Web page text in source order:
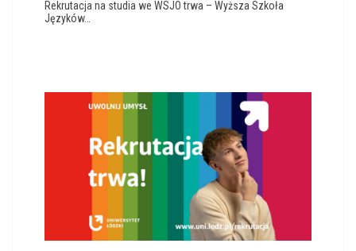
Rekrutacja na studia we WSJO trwa – Wyższa Szkoła
Języków…